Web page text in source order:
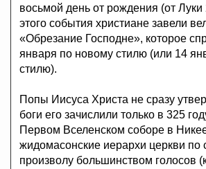
восьмой день от рождения (от Луки
этого события христиане завели
«Обрезание Господне», которое
января по новому стилю (или 14
стилю).
Попы Иисуса Христа не сразу
боги его зачислили только в 325
Первом Вселенском соборе в
жидомасонские иерархи церкви по
произволу большинством голосов